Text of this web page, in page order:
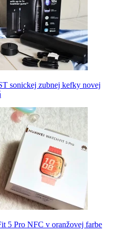
sonickej zubnej kefky novej
5 Pro NFC v oranžovej farbe